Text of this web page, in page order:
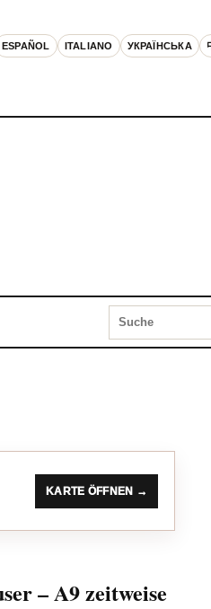
ESPAÑOL ITALIANO УКРАЇНСЬКА
KARTE ÖFFNEN →
– A9 zeitweise